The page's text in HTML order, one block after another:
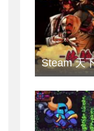
Steam 天